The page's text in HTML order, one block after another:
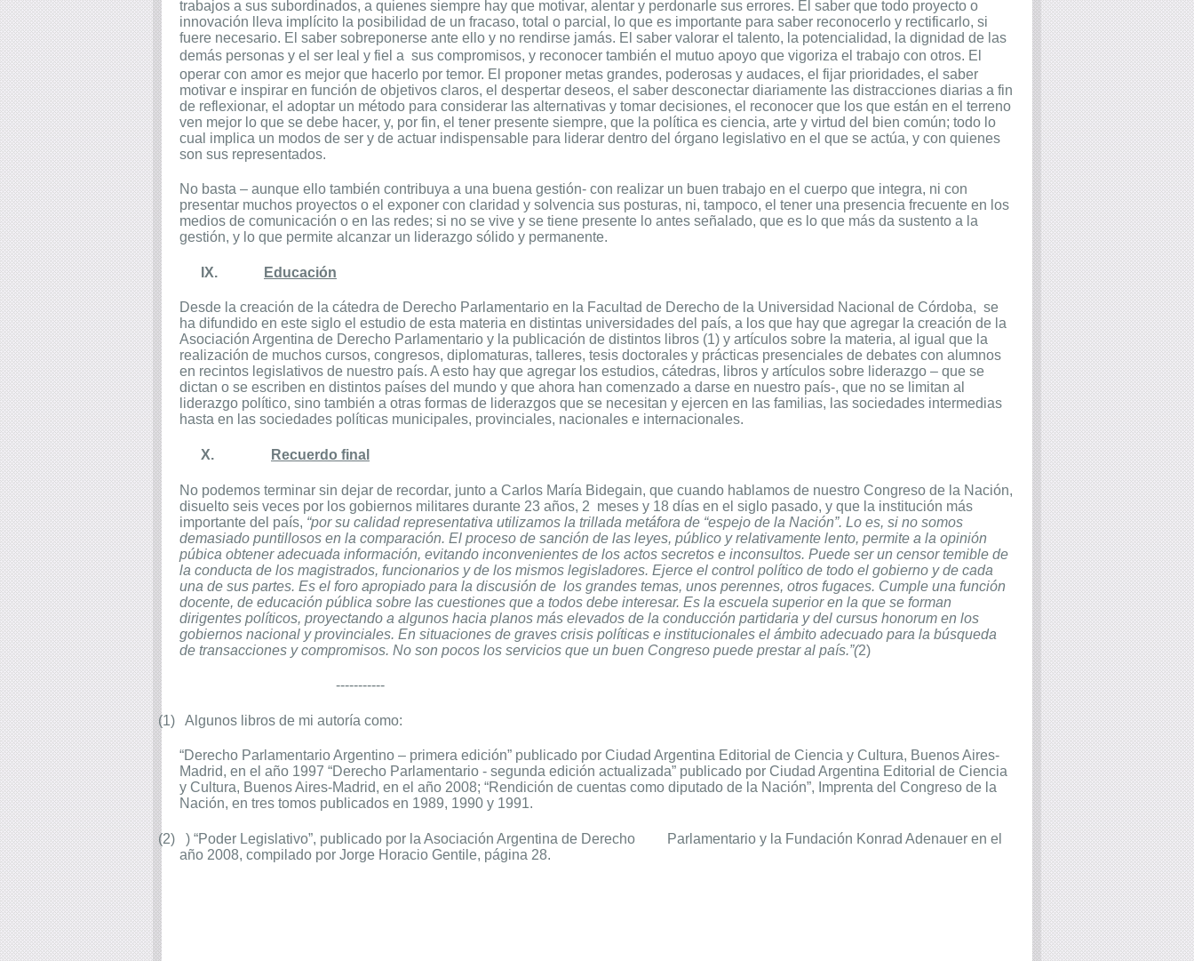
trabajos a sus subordinados, a quienes siempre hay que motivar, alentar y perdonarle sus errores. El saber que todo proyecto o
innovación lleva implícito la posibilidad de un fracaso, total o parcial, lo que es importante para saber reconocerlo y rectificarlo, si
fuere necesario. El saber sobreponerse ante ello y no rendirse jamás. El saber valorar el talento, la potencialidad, la dignidad de las
demás personas y el ser leal y fiel a sus compromisos, y reconocer también el mutuo apoyo que vigoriza el trabajo con otros. El
operar con amor es mejor que hacerlo por temor. El proponer metas grandes, poderosas y audaces, el fijar prioridades, el saber
motivar e inspirar en función de objetivos claros, el despertar deseos, el saber desconectar diariamente las distracciones diarias a fin
de reflexionar, el adoptar un método para considerar las alternativas y tomar decisiones, el reconocer que los que están en el terreno
ven mejor lo que se debe hacer, y, por fin, el tener presente siempre, que la política es ciencia, arte y virtud del bien común; todo lo
cual implica un modos de ser y de actuar indispensable para liderar dentro del órgano legislativo en el que se actúa, y con quienes
son sus representados.
No basta – aunque ello también contribuya a una buena gestión- con realizar un buen trabajo en el cuerpo que integra, ni con
presentar muchos proyectos o el exponer con claridad y solvencia sus posturas, ni, tampoco, el tener una presencia frecuente en los
medios de comunicación o en las redes; si no se vive y se tiene presente lo antes señalado, que es lo que más da sustento a la
gestión, y lo que permite alcanzar un liderazgo sólido y permanente.
IX. Educación
Desde la creación de la cátedra de Derecho Parlamentario en la Facultad de Derecho de la Universidad Nacional de Córdoba, se
ha difundido en este siglo el estudio de esta materia en distintas universidades del país, a los que hay que agregar la creación de la
Asociación Argentina de Derecho Parlamentario y la publicación de distintos libros (1) y artículos sobre la materia, al igual que la
realización de muchos cursos, congresos, diplomaturas, talleres, tesis doctorales y prácticas presenciales de debates con alumnos
en recintos legislativos de nuestro país. A esto hay que agregar los estudios, cátedras, libros y artículos sobre liderazgo – que se
dictan o se escriben en distintos países del mundo y que ahora han comenzado a darse en nuestro país-, que no se limitan al
liderazgo político, sino también a otras formas de liderazgos que se necesitan y ejercen en las familias, las sociedades intermedias
hasta en las sociedades políticas municipales, provinciales, nacionales e internacionales.
X. Recuerdo final
No podemos terminar sin dejar de recordar, junto a Carlos María Bidegain, que cuando hablamos de nuestro Congreso de la Nación,
disuelto seis veces por los gobiernos militares durante 23 años, 2 meses y 18 días en el siglo pasado, y que la institución más
importante del país, “por su calidad representativa utilizamos la trillada metáfora de “espejo de la Nación”. Lo es, si no somos
demasiado puntillosos en la comparación. El proceso de sanción de las leyes, público y relativamente lento, permite a la opinión
púbica obtener adecuada información, evitando inconvenientes de los actos secretos e inconsultos. Puede ser un censor temible de
la conducta de los magistrados, funcionarios y de los mismos legisladores. Ejerce el control político de todo el gobierno y de cada
una de sus partes. Es el foro apropiado para la discusión de los grandes temas, unos perennes, otros fugaces. Cumple una función
docente, de educación pública sobre las cuestiones que a todos debe interesar. Es la escuela superior en la que se forman
dirigentes políticos, proyectando a algunos hacia planos más elevados de la conducción partidaria y del cursus honorum en los
gobiernos nacional y provinciales. En situaciones de graves crisis políticas e institucionales el ámbito adecuado para la búsqueda
de transacciones y compromisos. No son pocos los servicios que un buen Congreso puede prestar al país.”(2)
-----------
(1) Algunos libros de mi autoría como:
“Derecho Parlamentario Argentino – primera edición” publicado por Ciudad Argentina Editorial de Ciencia y Cultura, Buenos Aires-
Madrid, en el año 1997 “Derecho Parlamentario - segunda edición actualizada” publicado por Ciudad Argentina Editorial de Ciencia
y Cultura, Buenos Aires-Madrid, en el año 2008; “Rendición de cuentas como diputado de la Nación”, Imprenta del Congreso de la
Nación, en tres tomos publicados en 1989, 1990 y 1991.
(2) ) “Poder Legislativo”, publicado por la Asociación Argentina de Derecho
Parlamentario y la Fundación Konrad Adenauer en el
año 2008, compilado por Jorge Horacio Gentile, página 28.